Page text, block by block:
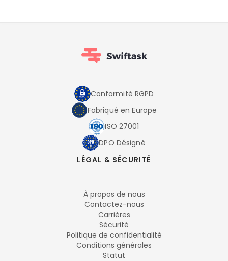
Conformité RGPD
Fabriqué en Europe
ISO 27001
DPO Désigné
LÉGAL & SÉCURITÉ
À propos de nous
Contactez-nous
Carrières
Sécurité
Politique de confidentialité
Conditions générales
Statut